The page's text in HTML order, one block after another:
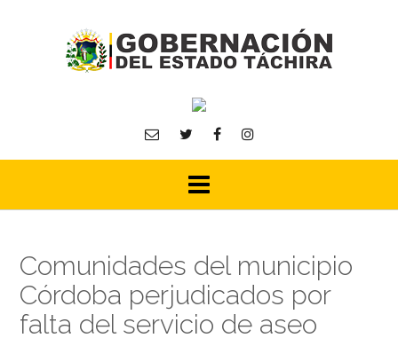
Comunidades del municipio
Córdoba perjudicados por
falta del servicio de aseo